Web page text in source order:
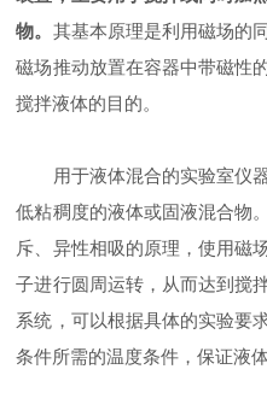
物。 其基本原理是利用磁场的
磁场推动放置在容器中带磁性
搅拌液体的目的。
用于液体混合的实验室仪器
低粘稠度的液体或固液混合物
斥、异性相吸的原理，使用磁
子进行圆周运转，从而达到搅
系统，可以根据具体的实验要
条件所需的温度条件，保证液